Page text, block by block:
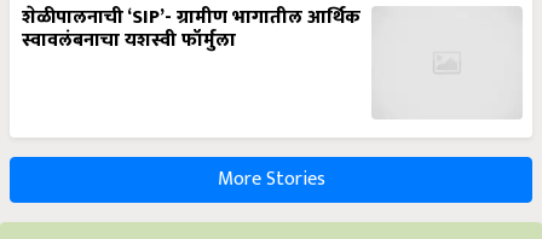
शेळीपालनाची ‘SIP’- ग्रामीण भागातील आर्थिक
स्वावलंबनाचा यशस्वी फॉर्मुला
More Stories